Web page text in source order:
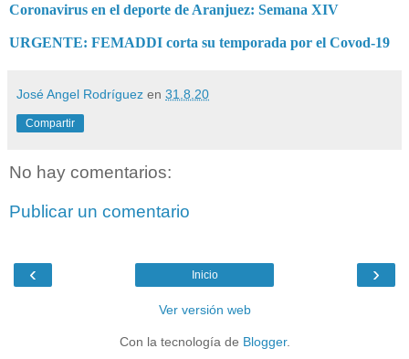
Coronavirus en el deporte de Aranjuez: Semana XIV
URGENTE: FEMADDI corta su temporada por el Covod-19
José Angel Rodríguez en 31.8.20
Compartir
No hay comentarios:
Publicar un comentario
‹ ›
Inicio
Ver versión web
Con la tecnología de Blogger.